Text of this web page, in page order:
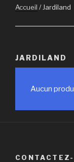
Accueil / Jardiland
JARDILAND
Aucun